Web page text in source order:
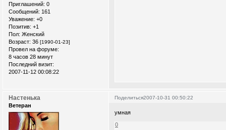
Приглашений: 0
Сообщений: 161
Уважение: +0
Позитив: +1
Пол: Женский
Возраст: 36 [1990-01-23]
Провел на форуме:
8 часов 28 минут
Последний визит:
2007-11-12 00:08:22
Поделиться2007-10-31 00:50:22
Настенька
Ветеран
умная
0